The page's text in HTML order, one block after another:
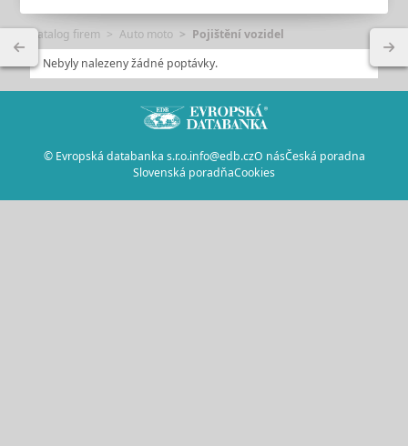
Katalog firem Auto moto
Pojištění vozidel
Nebyly nalezeny žádné poptávky.
© Evropská databanka s.r.o.info@edb.czO násČeská poradna
Slovenská poradňaCookies